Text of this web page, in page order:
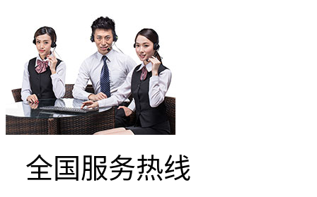
全国服务热线